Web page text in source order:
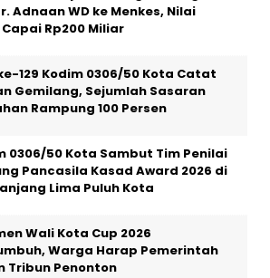
Adnaan WD ke Menkes, Nilai
Rp200 Miliar
129 Kodim 0306/50 Kota Catat
Gemilang, Sejumlah Sasaran
Rampung 100 Persen
0306/50 Kota Sambut Tim Penilai
Pancasila Kasad Award 2026 di
Lima Puluh Kota
Wali Kota Cup 2026
Warga Harap Pemerintah
Tribun Penonton